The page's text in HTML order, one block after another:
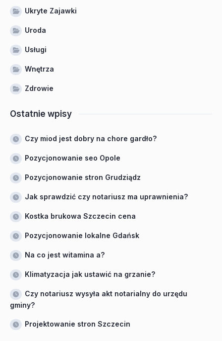
Ukryte Zajawki
Uroda
Usługi
Wnętrza
Zdrowie
Ostatnie wpisy
Czy miod jest dobry na chore gardło?
Pozycjonowanie seo Opole
Pozycjonowanie stron Grudziądz
Jak sprawdzić czy notariusz ma uprawnienia?
Kostka brukowa Szczecin cena
Pozycjonowanie lokalne Gdańsk
Na co jest witamina a?
Klimatyzacja jak ustawić na grzanie?
Czy notariusz wysyła akt notarialny do urzędu
gminy?
Projektowanie stron Szczecin